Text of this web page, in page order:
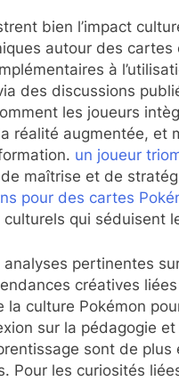
bien l’impact
autour des cartes
à
des discussions
les joueurs
réalité augmentée, et
un joueur
maîtrise et de
pour des cartes
qui séduisent
pertinentes
créatives liées
la culture Pokémon
sur la pédagogie et
sont de plus
Pour les curiosités